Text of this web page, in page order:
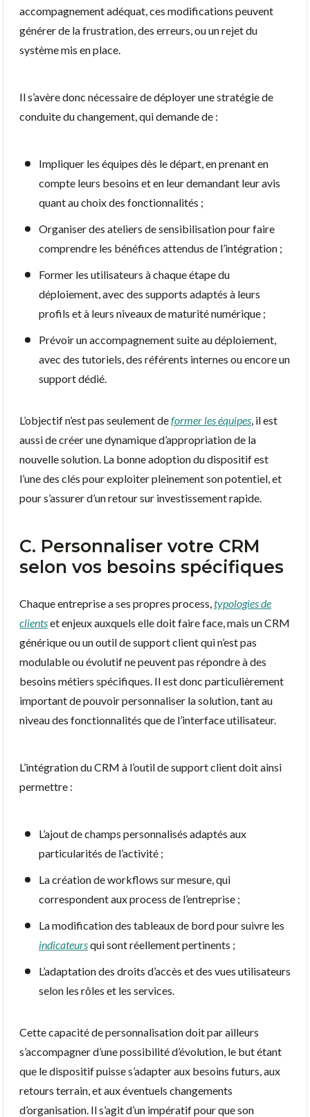
accompagnement adéquat, ces modifications peuvent
générer de la frustration, des erreurs, ou un rejet du
système mis en place.
Il s’avère donc nécessaire de déployer une stratégie de
conduite du changement, qui demande de :
Impliquer les équipes dès le départ, en prenant en
compte leurs besoins et en leur demandant leur avis
quant au choix des fonctionnalités ;
Organiser des ateliers de sensibilisation pour faire
comprendre les bénéfices attendus de l’intégration ;
Former les utilisateurs à chaque étape du
déploiement, avec des supports adaptés à leurs
profils et à leurs niveaux de maturité numérique ;
Prévoir un accompagnement suite au déploiement,
avec des tutoriels, des référents internes ou encore un
support dédié.
L’objectif n’est pas seulement deformer les équipes , il est
aussi de créer une dynamique d’appropriation de la
nouvelle solution. La bonne adoption du dispositif est
l’une des clés pour exploiter pleinement son potentiel, et
pour s’assurer d’un retour sur investissement rapide.
C. Personnaliser votre CRM
selon vos besoins spécifiques
Chaque entreprise a ses propres process, typologies de
clientset enjeux auxquels elle doit faire face, mais un CRM
générique ou un outil de support client qui n’est pas
modulable ou évolutif ne peuvent pas répondre à des
besoins métiers spécifiques. Il est donc particulièrement
important de pouvoir personnaliser la solution, tant au
niveau des fonctionnalités que de l’interface utilisateur.
L’intégration du CRM à l’outil de support client doit ainsi
permettre :
L’ajout de champs personnalisés adaptés aux
particularités de l’activité ;
La création de workflows sur mesure, qui
correspondent aux process de l’entreprise ;
La modification des tableaux de bord pour suivre les
indicateursqui sont réellement pertinents ;
L’adaptation des droits d’accès et des vues utilisateurs
selon les rôles et les services.
Cette capacité de personnalisation doit par ailleurs
s’accompagner d’une possibilité d’évolution, le but étant
que le dispositif puisse s’adapter aux besoins futurs, aux
retours terrain, et aux éventuels changements
d’organisation. Il s’agit d’un impératif pour que son